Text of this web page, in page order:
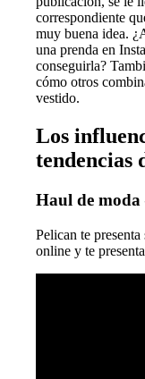
correspondiente
muy buena idea.
una prenda en
conseguirla?
cómo otros
vestido.
Los
tendencias
Haul de
Pelican te
online y te